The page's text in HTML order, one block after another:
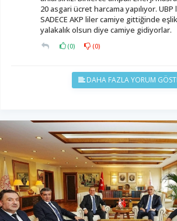
20 asgari ücret harcama yapılıyor. UBP
SADECE AKP liler camiye gittiğinde
yalakalık olsun diye camiye gidiyorlar.
(0) (0)
DAHA FAZLA YORUM